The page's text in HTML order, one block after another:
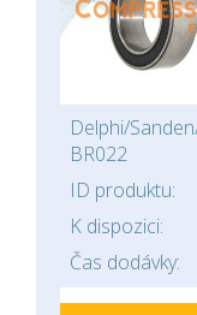
Delphi/
BR022
ID produktu:
K dispozici:
Čas dodávky: